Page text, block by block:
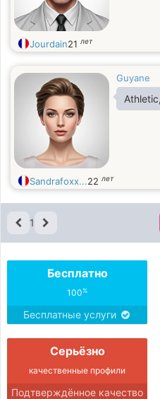
Jourdain21 лет
Guyane
Sandrafoxx...22 лет
1
Бесплатно
100%
Бесплатные услуги
Серьёзно
качественные профили
Подтверждённое качество